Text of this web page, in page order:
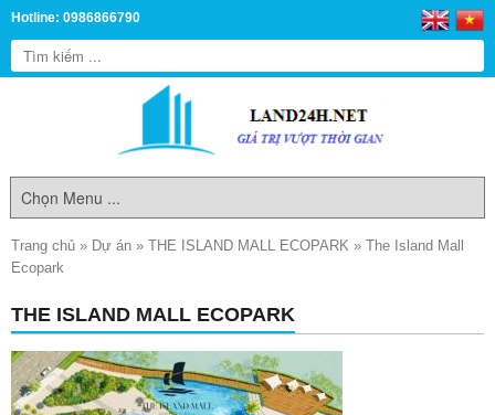
Hotline: 0986866790
Trang chủ » Dự án » THE ISLAND MALL ECOPARK » The Island Mall
Ecopark
THE ISLAND MALL ECOPARK